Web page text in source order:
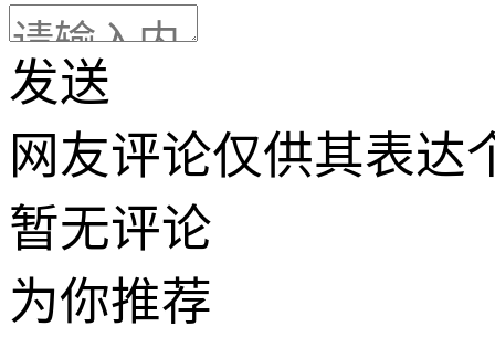
发送
网友评论仅供其表达
暂无评论
为你推荐